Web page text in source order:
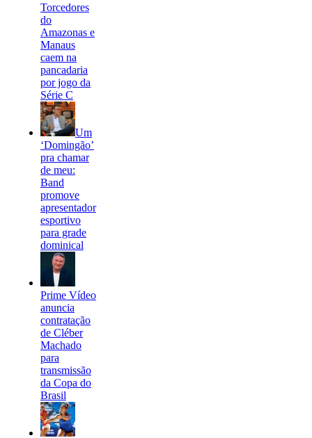
Torcedores
do
Amazonas e
Manaus
caem na
pancadaria
por jogo da
Série C
Um
‘Domingão’
pra chamar
de meu:
Band
promove
apresentador
esportivo
para grade
dominical
Prime Vídeo
anuncia
contratação
de Cléber
Machado
para
transmissão
da Copa do
Brasil